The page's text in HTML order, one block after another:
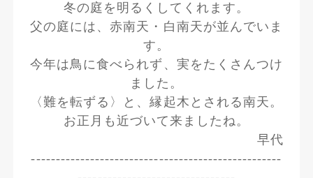
冬の庭を明るくしてくれます。
父の庭には、赤南天・白南天が並んでいま
す。
今年は鳥に食べられず、実をたくさんつけ
ました。
〈難を転ずる〉と、縁起木とされる南天。
お正月も近づいて来ましたね。
早代
---------------------------------------------------